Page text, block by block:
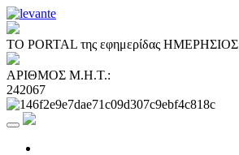
ΤΟ PORTAL της εφημερίδας ΗΜΕΡΗΣΙΟΣ
ΑΡΙΘΜΟΣ Μ.Η.Τ.:
242067